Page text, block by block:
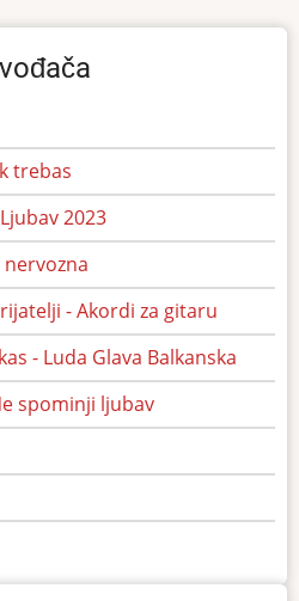
trebas
2023
nervozna
- Akordi za gitaru
- Luda Glava Balkanska
spominji ljubav